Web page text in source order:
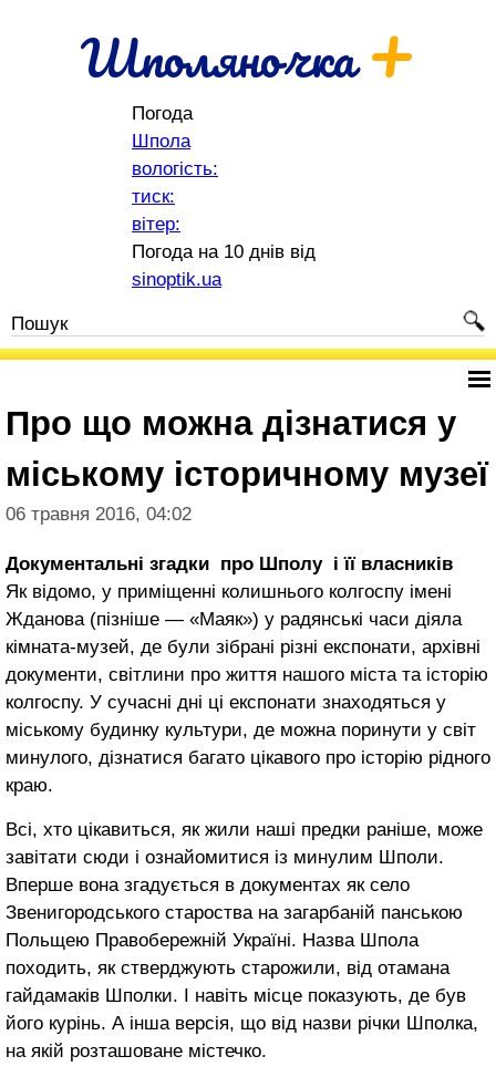
Шполяночка+
Погода
Шпола
вологість:
тиск:
вітер:
Погода на 10 днів від
sinoptik.ua
Про що можна дізнатися у
міському історичному музеї
06 травня 2016, 04:02
Документальні згадки про Шполу і її власників
Як відомо, у приміщенні колиш­нього колгоспу імені
Жданова (пізніше — «Маяк») у радянські часи діяла
кімната-музей, де були зібрані різні ек­спонати, архівні
документи, світлини про життя нашого міста та історію
колгоспу. У сучасні дні ці експонати знаходяться у
міському будинку культури, де можна по­ринути у світ
минулого, дізнатися багато цікавого про історію рідного
краю.
Всі, хто цікавиться, як жили наші предки раніше, може
завітати сюди і ознайомитися із ми­нулим Шполи.
Вперше вона згадується в документах як село
Звенигородського староства на загарбаній панською
Поль­щею Правобережній Україні. Назва Шпо­ла
походить, як стверджують старожили, від отамана
гайдамаків Шполки. І навіть місце показують, де був
його курінь. А інша версія, що від назви річки Шполка,
на якій розташоване містечко.